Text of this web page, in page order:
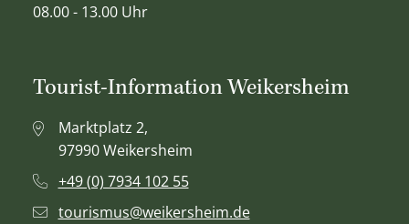
08.00 - 13.00 Uhr
Tourist-Information Weikersheim
Marktplatz 2,
97990 Weikersheim
+49 (0) 7934 102 55
tourismus@weikersheim.de